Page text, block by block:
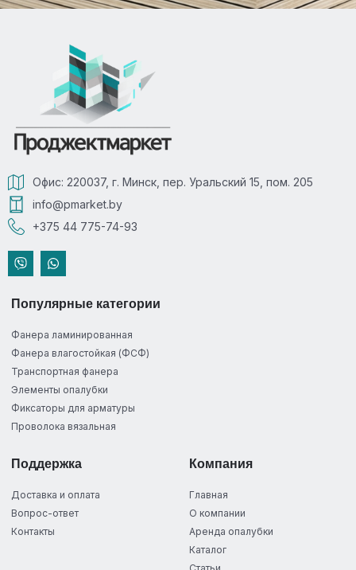
Офис: 220037, г. Минск, пер. Уральский 15, пом. 205
info@pmarket.by
+375 44 775-74-93
Популярные категории
Фанера ламинированная
Фанера влагостойкая (ФСФ)
Транспортная фанера
Элементы опалубки
Фиксаторы для арматуры
Проволока вязальная
Поддержка
Доставка и оплата
Вопрос-ответ
Контакты
Компания
Главная
О компании
Аренда опалубки
Каталог